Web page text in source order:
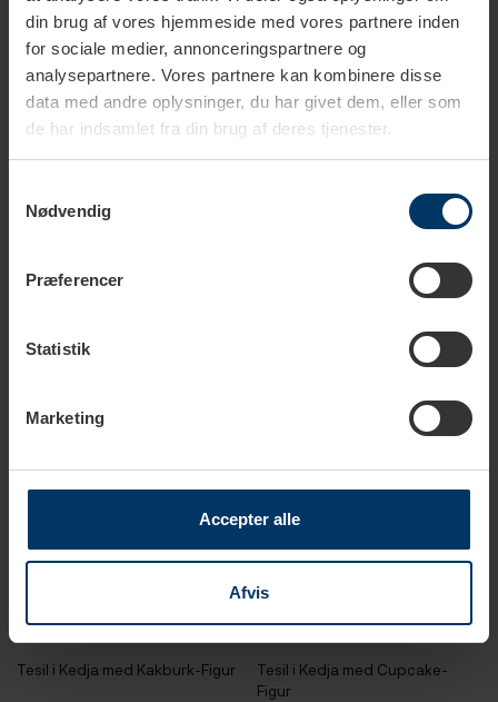
din brug af vores hjemmeside med vores partnere inden
for sociale medier, annonceringspartnere og
analysepartnere. Vores partnere kan kombinere disse
data med andre oplysninger, du har givet dem, eller som
de har indsamlet fra din brug af deres tjenester.
Nødvendig
Præferencer
Statistik
Marketing
Accepter alle
Afvis
Tesil i Kedja med Macaron-Figur
Tesil i Kedja med Kakburk-Figur
Tesil i Kedja med Cupcake-
Figur